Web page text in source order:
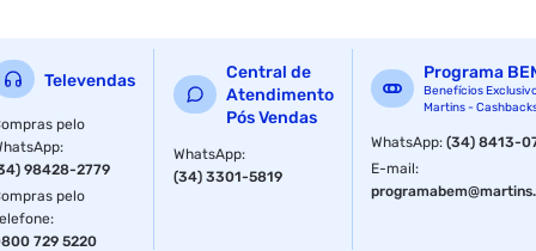
Televendas
pelo
:
98428-2779
pelo
:
729 5220
Central de
Atendimento
Pós Vendas
WhatsApp:
(34) 3301-5819
Programa
Benefícios
Martins -
WhatsApp:(34) 8413-
E-mail: